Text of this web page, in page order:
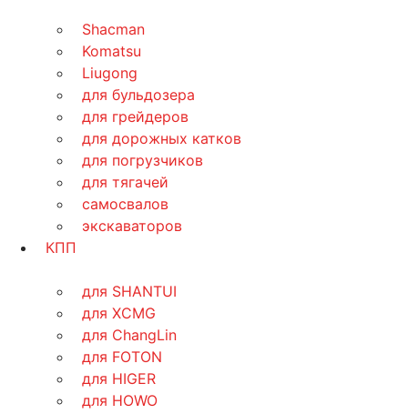
Shacman
Komatsu
Liugong
для бульдозера
для грейдеров
для дорожных катков
для погрузчиков
для тягачей
самосвалов
экскаваторов
КПП
для SHANTUI
для XCMG
для ChangLin
для FOTON
для HIGER
для HOWO